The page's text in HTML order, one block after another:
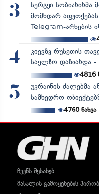
3
სერგეი სობიანინმა
მომხდარ
Telegram-არხების
4
კიევზე რუსეთის
საელჩო დაზიანდა -
4816
5
უკრაინის ძალებმა
სამხედრო
4760ნახვა
ჩვენს შესახებ
მასალის გამოყენების